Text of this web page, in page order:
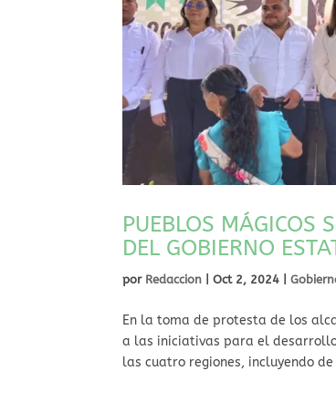
PUEBLOS MÁGICOS
DEL GOBIERNO
por Redaccion |Oct 2, 2024 |
En la toma de protesta de los
a las iniciativas para el
las cuatro regiones, incluyendo